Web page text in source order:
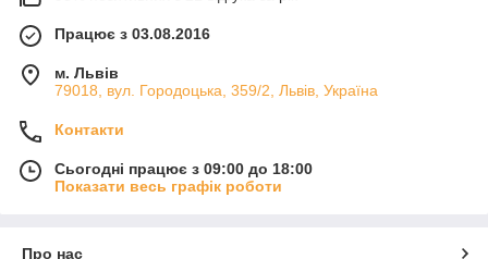
Працює з 03.08.2016
м. Львів
79018, вул. Городоцька, 359/2, Львів, Україна
Контакти
Сьогодні працює з 09:00 до 18:00
Показати весь графік роботи
Про нас